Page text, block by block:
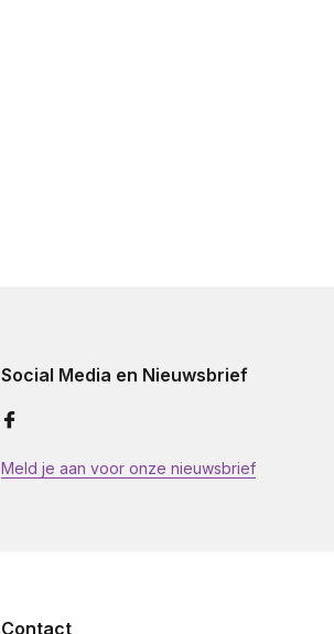
Social Media en Nieuwsbrief
Meld je aan voor onze nieuwsbrief
Contact